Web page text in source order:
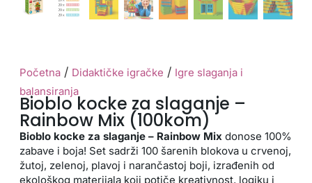
Početna/ Didaktičke igračke / Igre slaganja i
balansiranja
Bioblo kocke za slaganje –
Rainbow Mix (100kom)
Bioblo kocke za slaganje – Rainbow Mixdonose 100%
zabave i boja! Set sadrži 100 šarenih blokova u crvenoj,
žutoj, zelenoj, plavoj i narančastoj boji, izrađenih od
ekološkog materijala koji potiče kreativnost, logiku i